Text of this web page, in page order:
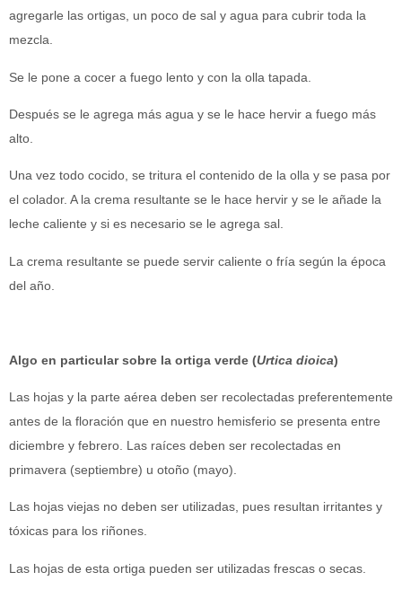
agregarle las ortigas, un poco de sal y agua para cubrir toda la
mezcla.
Se le pone a cocer a fuego lento y con la olla tapada.
Después se le agrega más agua y se le hace hervir a fuego más
alto.
Una vez todo cocido, se tritura el contenido de la olla y se pasa por
el colador. A la crema resultante se le hace hervir y se le añade la
leche caliente y si es necesario se le agrega sal.
La crema resultante se puede servir caliente o fría según la época
del año.
Algo en particular sobre la ortiga verde (Urtica dioica)
Las hojas y la parte aérea deben ser recolectadas preferentemente
antes de la floración que en nuestro hemisferio se presenta entre
diciembre y febrero. Las raíces deben ser recolectadas en
primavera (septiembre) u otoño (mayo).
Las hojas viejas no deben ser utilizadas, pues resultan irritantes y
tóxicas para los riñones.
Las hojas de esta ortiga pueden ser utilizadas frescas o secas.